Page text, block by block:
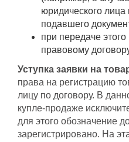
юридического
подавшего
при передаче
правовому
Уступка заявки на
права на регистрацию
лицу по договору. В
купле-продаже
для этого обозначение
зарегистрировано. На